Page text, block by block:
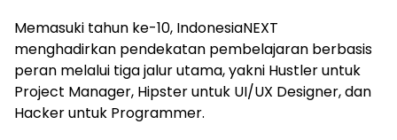
Memasuki tahun ke-10, IndonesiaNEXT
menghadirkan pendekatan pembelajaran berbasis
peran melalui tiga jalur utama, yakni Hustler untuk
Project Manager, Hipster untuk UI/UX Designer, dan
Hacker untuk Programmer.